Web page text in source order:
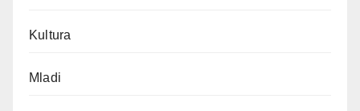
Kultura
Mladi